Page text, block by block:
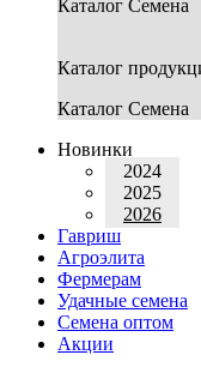
Каталог Семена
Каталог
Каталог Семена
Новинки
2024
2025
2026
Гавриш
Агроэлита
Фермерам
Удачные семена
Семена оптом
Акции